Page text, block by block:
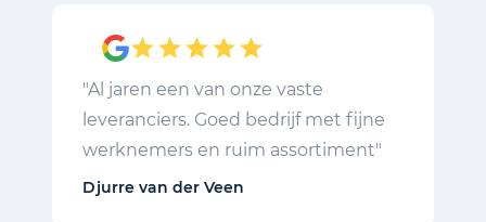
"Al jaren een van onze vaste
leveranciers. Goed bedrijf met fijne
werknemers en ruim assortiment"
Djurre van der Veen